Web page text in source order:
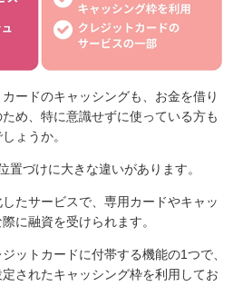
ードのキャッシングも、お金を借り
め、特に意識せずに使っている方も
ょうか。
置づけに大きな違いがあります。
たサービスで、専用カードやキャッ
に融資を受けられます。
ットカードに付帯する機能の1つで、
されたキャッシング枠を利用してお